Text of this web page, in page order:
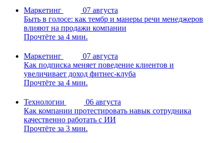
Маркетинг
07 августа
Быть в голосе: как тембр и манеры речи менеджеров
влияют на продажи компании
Прочтёте за 4 мин.
Маркетинг
07 августа
Как подписка меняет поведение клиентов и
увеличивает доход фитнес-клуба
Прочтёте за 4 мин.
Технологии
06 августа
Как компании протестировать навык сотрудника
качественно работать с ИИ
Прочтёте за 3 мин.